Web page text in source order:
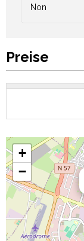
Non
Preise
+
−